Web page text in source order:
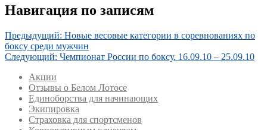
Навигация по записям
Предыдущий: Новые весовые категории в соревнованиях по
боксу среди мужчин
Следующий: Чемпионат России по боксу. 16.09.10 – 25.09.10
Акции
Отзывы о Белом Лотосе
Единоборства для начинающих
Экипировка
Страховка для спортсменов